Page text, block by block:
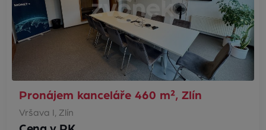
Pronájem kanceláře 460 m², Zlín
Vršava I, Zlín